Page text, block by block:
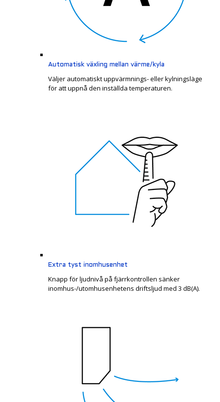
Automatisk växling mellan värme/kyla
Väljer automatiskt uppvärmnings- eller kylningsläge
för att uppnå den inställda temperaturen.
Extra tyst inomhusenhet
Knapp för ljudnivå på fjärrkontrollen sänker
inomhus-/utomhusenhetens driftsljud med 3 dB(A).